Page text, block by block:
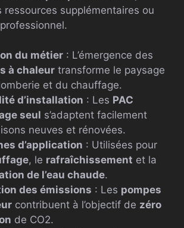
ressources supplémentaires ou
du métier : L’émergence des
à chaleur transforme le paysage
et du chauffage.
d’installation : Les PAC
seul s’adaptent facilement
neuves et rénovées.
d’application : Utilisées pour
, le rafraîchissement et la
de l’eau chaude.
des émissions : Les pompes
contribuent à l’objectif de zéro
de CO2.